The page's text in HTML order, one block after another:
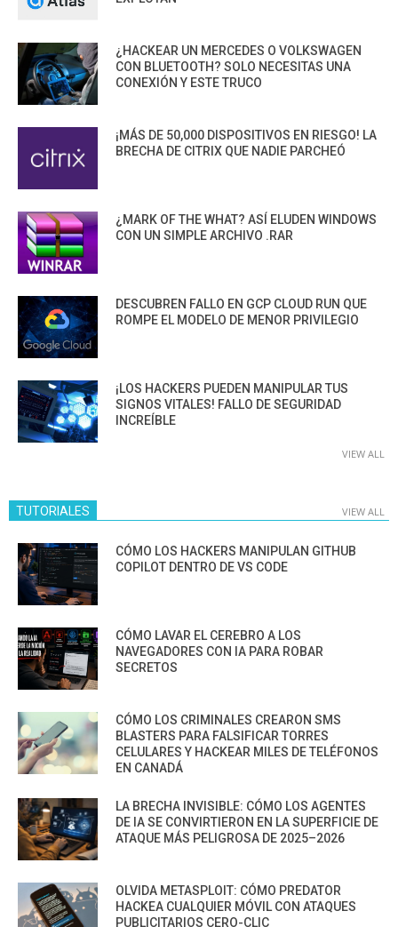
¿HACKEAR UN MERCEDES O VOLKSWAGEN
CON BLUETOOTH? SOLO NECESITAS UNA
CONEXIÓN Y ESTE TRUCO
¡MÁS DE 50,000 DISPOSITIVOS EN RIESGO! LA
BRECHA DE CITRIX QUE NADIE PARCHEÓ
¿MARK OF THE WHAT? ASÍ ELUDEN WINDOWS
CON UN SIMPLE ARCHIVO .RAR
DESCUBREN FALLO EN GCP CLOUD RUN QUE
ROMPE EL MODELO DE MENOR PRIVILEGIO
¡LOS HACKERS PUEDEN MANIPULAR TUS
SIGNOS VITALES! FALLO DE SEGURIDAD
INCREÍBLE
VIEW ALL
TUTORIALES VIEW ALL
CÓMO LOS HACKERS MANIPULAN GITHUB
COPILOT DENTRO DE VS CODE
CÓMO LAVAR EL CEREBRO A LOS
NAVEGADORES CON IA PARA ROBAR
SECRETOS
CÓMO LOS CRIMINALES CREARON SMS
BLASTERS PARA FALSIFICAR TORRES
CELULARES Y HACKEAR MILES DE TELÉFONOS
EN CANADÁ
LA BRECHA INVISIBLE: CÓMO LOS AGENTES
DE IA SE CONVIRTIERON EN LA SUPERFICIE DE
ATAQUE MÁS PELIGROSA DE 2025–2026
OLVIDA METASPLOIT: CÓMO PREDATOR
HACKEA CUALQUIER MÓVIL CON ATAQUES
PUBLICITARIOS CERO-CLIC